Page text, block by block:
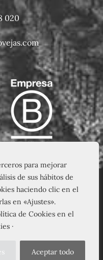
para mejorar
de sus hábitos de
haciendo clic en el
en «Ajustes».
de Cookies en el
·
Aceptar todo
020